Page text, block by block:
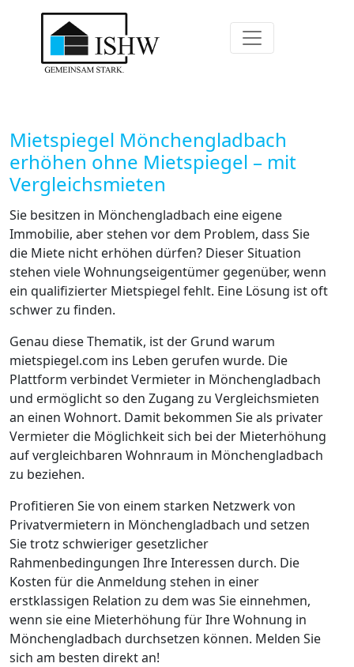
Mietspiegel Mönchengladbach
erhöhen ohne Mietspiegel – mit
Vergleichsmieten
Sie besitzen in Mönchengladbach eine eigene
Immobilie, aber stehen vor dem Problem, dass Sie
die Miete nicht erhöhen dürfen? Dieser Situation
stehen viele Wohnungseigentümer gegenüber, wenn
ein qualifizierter Mietspiegel fehlt. Eine Lösung ist oft
schwer zu finden.
Genau diese Thematik, ist der Grund warum
mietspiegel.com ins Leben gerufen wurde. Die
Plattform verbindet Vermieter in Mönchengladbach
und ermöglicht so den Zugang zu Vergleichsmieten
an einen Wohnort. Damit bekommen Sie als privater
Vermieter die Möglichkeit sich bei der Mieterhöhung
auf vergleichbaren Wohnraum in Mönchengladbach
zu beziehen.
Profitieren Sie von einem starken Netzwerk von
Privatvermietern in Mönchengladbach und setzen
Sie trotz schwieriger gesetzlicher
Rahmenbedingungen Ihre Interessen durch. Die
Kosten für die Anmeldung stehen in einer
erstklassigen Relation zu dem was Sie einnehmen,
wenn sie eine Mieterhöhung für Ihre Wohnung in
Mönchengladbach durchsetzen können. Melden Sie
sich am besten direkt an!